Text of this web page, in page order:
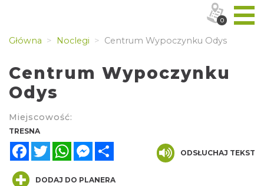
Główna Noclegi Centrum Wypoczynku Odys
Centrum Wypoczynku
Odys
Miejscowość:
TRESNA
FacebookTwitterWhatsAppMessenger
ODSŁUCHAJ TEKST
DODAJ DO PLANERA
0